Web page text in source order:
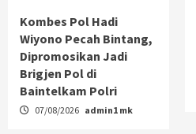
Kombes Pol Hadi
Wiyono Pecah Bintang,
Dipromosikan Jadi
Brigjen Pol di
Baintelkam Polri
07/08/2026 admin1 mk